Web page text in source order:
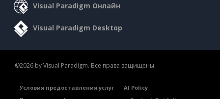
Visual Paradigm Онлайн
Visual Paradigm Desktop
©2026 by Visual Paradigm. Все права защищены.
Условия предоставления услуг
AI Policy